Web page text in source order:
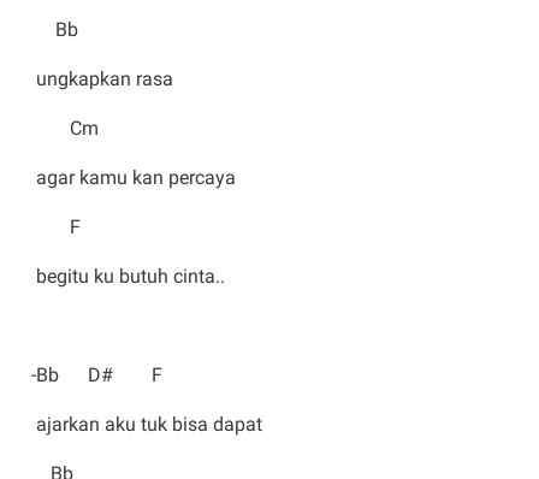
Bb
ungkapkan rasa
Cm
agar kamu kan percaya
F
begitu ku butuh cinta..
-Bb D# F
ajarkan aku tuk bisa dapat
Bb